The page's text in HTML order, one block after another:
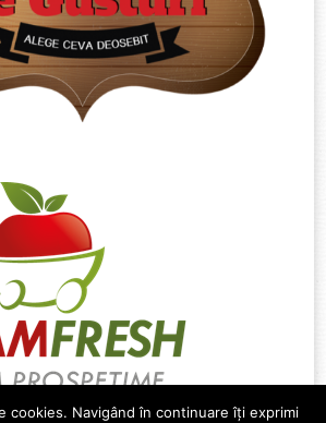
cookies. Navigând în continuare îți exprimi